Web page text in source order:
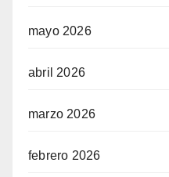
mayo 2026
abril 2026
marzo 2026
febrero 2026